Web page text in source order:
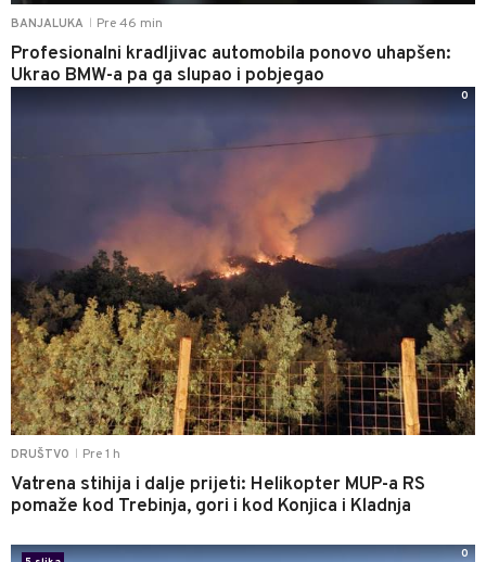
BANJALUKA Pre 46 min
Profesionalni kradljivac automobila ponovo uhapšen:
Ukrao BMW-a pa ga slupao i pobjegao
DRUŠTVO Pre 1 h
Vatrena stihija i dalje prijeti: Helikopter MUP-a RS
pomaže kod Trebinja, gori i kod Konjica i Kladnja
0
0